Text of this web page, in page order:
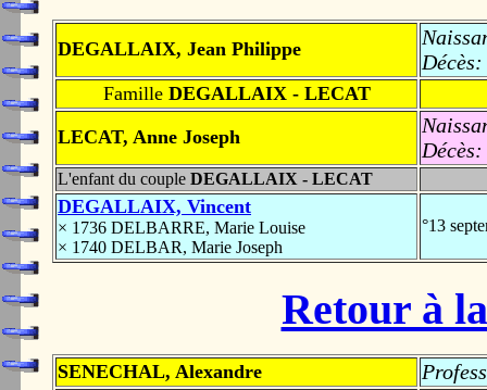
DEGALLAIX, Jean Philippe
Décès:
FamilleDEGALLAIX - LECAT
LECAT, Anne Joseph
Décès:
L'enfant du couple DEGALLAIX - LECAT
DEGALLAIX, Vincent
× 1736 DELBARRE, Marie Louise
× 1740 DELBAR, Marie Joseph
°13
Retour à
SENECHAL, Alexandre